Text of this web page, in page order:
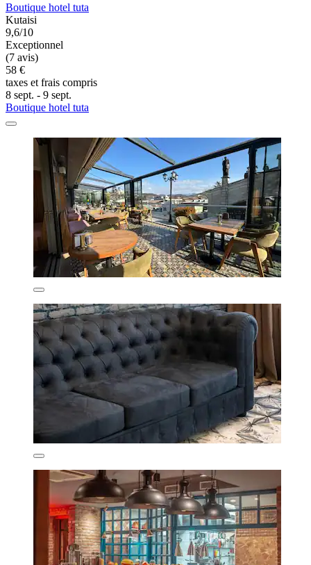
Boutique hotel tuta
Kutaisi
9,6/10
Exceptionnel
(7 avis)
58 €
taxes et frais compris
8 sept. - 9 sept.
Boutique hotel tuta